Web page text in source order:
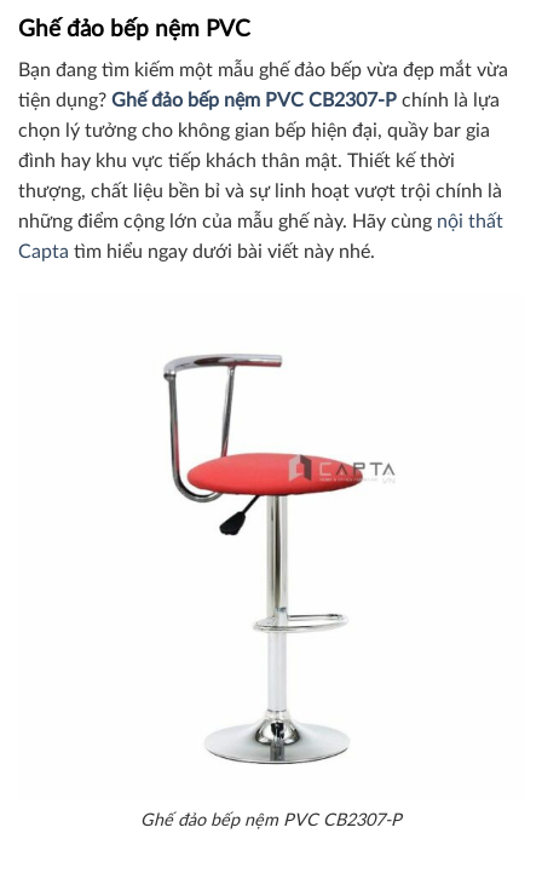
Ghế đảo bếp nệm PVC
Bạn đang tìm kiếm một mẫu ghế đảo bếp vừa đẹp mắt vừa
tiện dụng? Ghế đảo bếp nệm PVC CB2307-P chính là lựa
chọn lý tưởng cho không gian bếp hiện đại, quầy bar gia
đình hay khu vực tiếp khách thân mật. Thiết kế thời
thượng, chất liệu bền bỉ và sự linh hoạt vượt trội chính là
những điểm cộng lớn của mẫu ghế này. Hãy cùng nội thất
Capta tìm hiểu ngay dưới bài viết này nhé.
Ghế đảo bếp nệm PVC CB2307-P